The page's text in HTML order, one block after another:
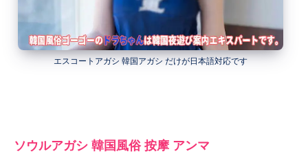
エスコートアガシ 韓国アガシ だけが日本語対応です
ソウルアガシ 韓国風俗 按摩 アンマ